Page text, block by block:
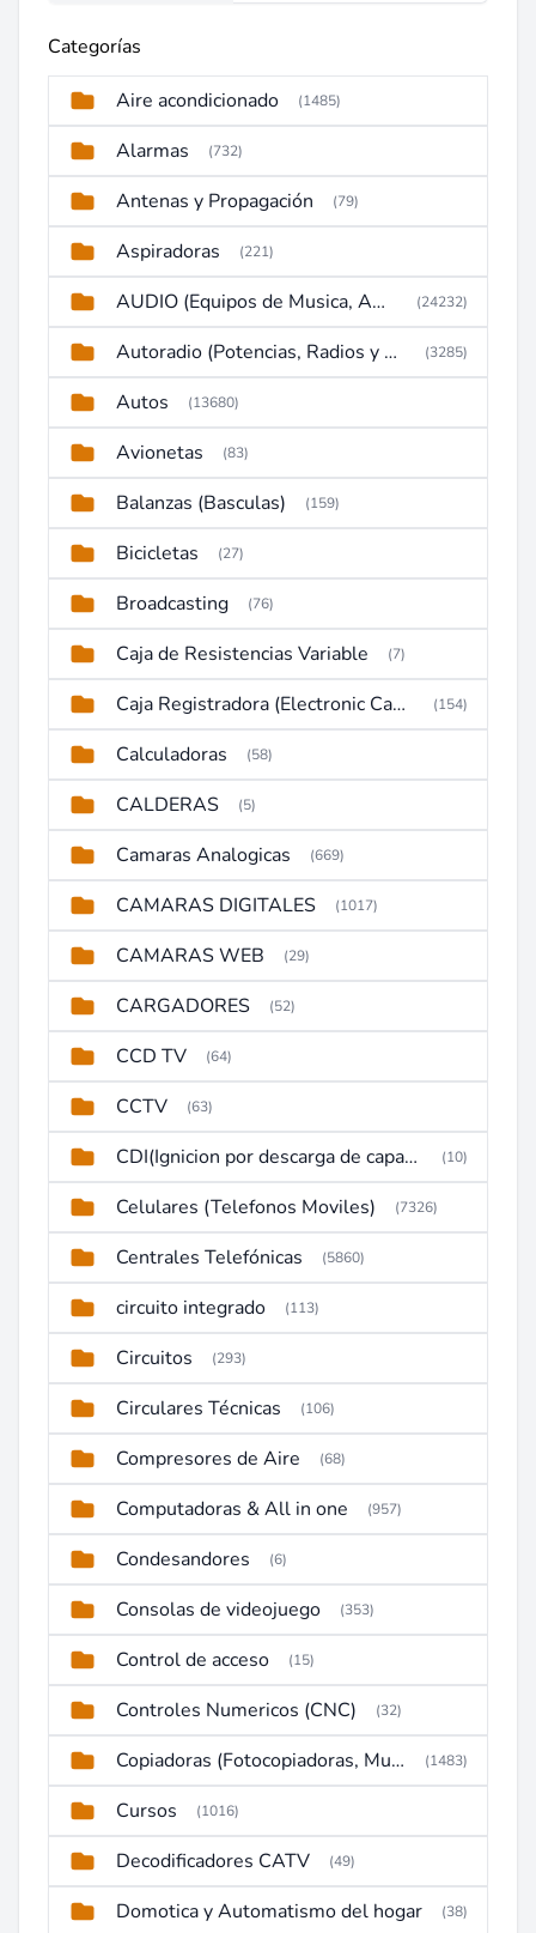
Categorías
Aire acondicionado (1485)
Alarmas (732)
Antenas y Propagación (79)
Aspiradoras (221)
AUDIO (Equipos de Musica, Amplificadores, Reproductores, Etc) (24232)
Autoradio (Potencias, Radios y DVD) (3285)
Autos (13680)
Avionetas (83)
Balanzas (Basculas) (159)
Bicicletas (27)
Broadcasting (76)
Caja de Resistencias Variable (7)
Caja Registradora (Electronic Cash Register) (154)
Calculadoras (58)
CALDERAS (5)
Camaras Analogicas (669)
CAMARAS DIGITALES (1017)
CAMARAS WEB (29)
CARGADORES (52)
CCD TV (64)
CCTV (63)
CDI(Ignicion por descarga de capacitor) (10)
Celulares (Telefonos Moviles) (7326)
Centrales Telefónicas (5860)
circuito integrado (113)
Circuitos (293)
Circulares Técnicas (106)
Compresores de Aire (68)
Computadoras & All in one (957)
Condesandores (6)
Consolas de videojuego (353)
Control de acceso (15)
Controles Numericos (CNC) (32)
Copiadoras (Fotocopiadoras, Multifunctions, Ploter, etc) (1483)
Cursos (1016)
Decodificadores CATV (49)
Domotica y Automatismo del hogar (38)